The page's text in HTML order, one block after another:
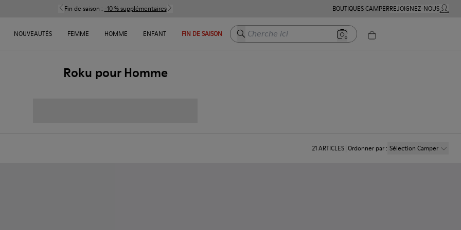
Fin de saison : -10 % supplémentaires BOUTIQUES CAMPERREJOIGNEZ-NOUSMON
NOUVEAUTÉS FEMME HOMME ENFANT FIN DE SAISON Cherche ici
Roku pour Homme
21ARTICLES Ordonner par: Sélection Camper